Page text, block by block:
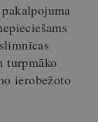
turpmāko
ierobežoto